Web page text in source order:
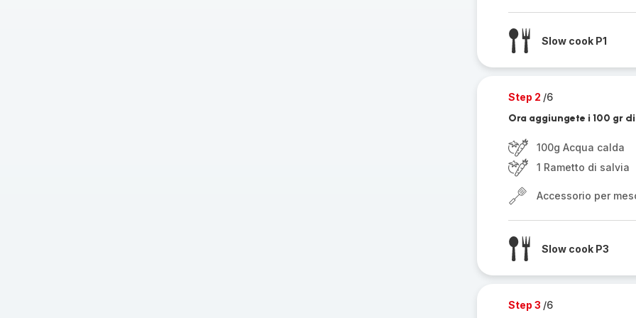
Slow cook P1
Step 2 /6
Ora aggiungete i 100 gr
100g Acqua calda
1 Rametto di salvia
Accessorio per
Slow cook P3
Step 3 /6